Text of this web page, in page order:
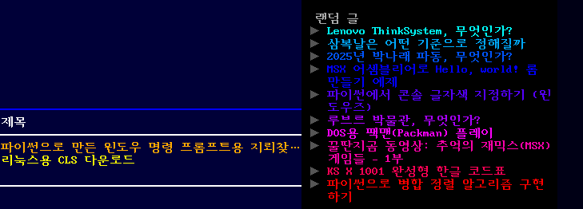
제목
파이썬으로 만든 윈도우 명령 프롬프트용 지뢰찾기 게임
리눅스용 CLS 다운로드
랜덤 글
Lenovo ThinkSystem, 무엇인가?
삼복날은 어떤 기준으로 정해질까
2025년 박나래 파동, 무엇인가?
MSX 어셈블리어로 Hello, world! 롬
만들기 예제
파이썬에서 콘솔 글자색 지정하기 (윈
도우즈)
루브르 박물관, 무엇인가?
DOS용 팩맨(Packman) 플레이
꿀딴지곰 동영상: 추억의 재믹스(MSX)
게임들 – 1부
KS X 1001 완성형 한글 코드표
파이썬으로 병합 정렬 알고리즘 구현
하기